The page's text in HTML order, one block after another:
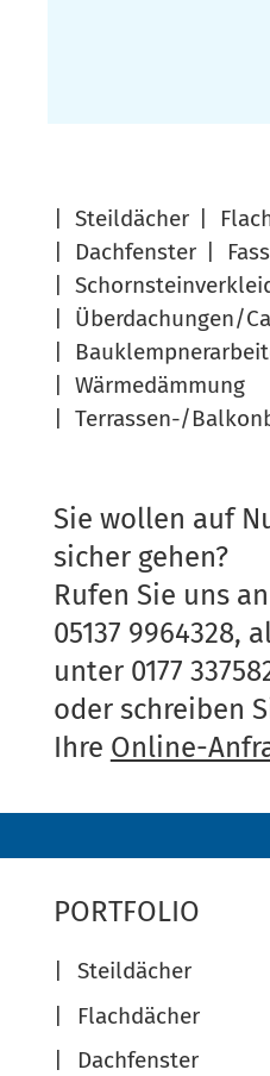
Steil­dä­cher
Dach­fens­ter
Überdachungen/
Wär­me­däm­mung
Ter­ras­sen-/
Sie wollen auf
sicher gehen?
Rufen Sie uns
05137 9964328,
unter 0177
oder schreiben
Ihre Online-
PORTFOLIO
Steildächer
Flachdächer
Dachfenster